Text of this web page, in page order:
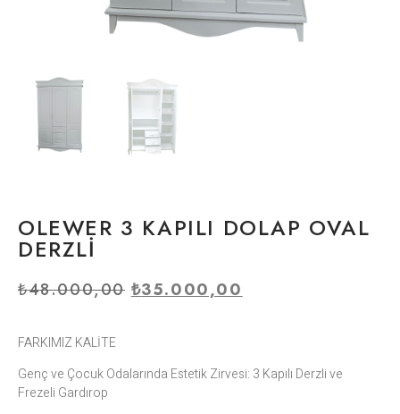
OLEWER 3 KAPILI DOLAP OVAL
DERZLİ
₺48.000,00 ₺35.000,00
FARKIMIZ KALİTE
Genç ve Çocuk Odalarında Estetik Zirvesi: 3 Kapılı Derzli ve
Frezeli Gardırop